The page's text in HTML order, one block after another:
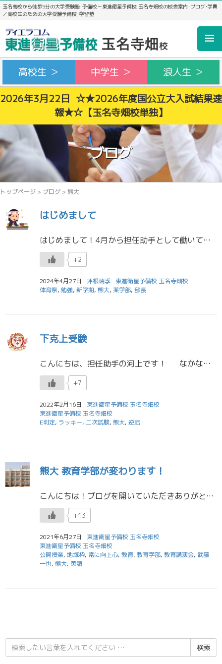
玉名高校から徒歩5分の大学受験塾･予備校－東進衛星予備校 玉名寺畑校の校舎案内･ブログ･学費
／高校生のための大学受験予備校･学習塾
高校生 ＞ 中学生 ＞ 浪人生 ＞
2026年3月22日 ☆★2026年度国公立大入試結果速
報★☆【玉名寺畑校単独】
ブログ
トップページ > ブログ > 熊大
はじめまして
はじめまして！4月から担任助手として働いている坪根瑞季（つぼねみずき）です。まずは簡単な自己紹介をさせてください。 自己紹介 3月までは玉名高校、4月からは熊本大学薬学部薬学科に通っています。趣味はバドミントンで、小学校 […]
+2
2024年4月27日 坪根瑞季
東進衛星予備校 玉名寺畑校
体育祭, 勉強, 新学期, 熊大, 薬学部, 部長
下克上受験
こんにちは、担任助手の河上です！ なかなか新型コロナウイルスも減少傾向にならず、我慢が強いられる日々が続いていますね。 私は病院に実習に行く予定だったのですが、中止になりました
+7
2022年2月16日
東進衛星予備校 玉名寺畑校
東進衛星予備校 玉名寺畑校
E判定, ラッキー, 二次試験, 熊大, 逆転
熊大 教育学部が変わります！
こんにちは！ブログを開いていただきありがとうございます。 玉名高校生はもうすぐで期末テストですね。勉強進んでいますか？ 期末テストは科目がたくさんあります。 優先順位を考えて勉強しましょう！ さて、 先週の木曜日 […]
+13
2021年6月27日
東進衛星予備校 玉名寺畑校
東進衛星予備校 玉名寺畑校
公開授業, 地域枠, 常に向上心, 教育, 教育学部, 教育講演会, 武藤
一也, 熊大, 英語
検
索